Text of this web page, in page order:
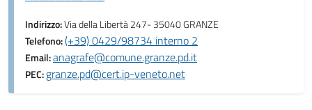
Indirizzo:Via della Libertà 247- 35040 GRANZE
Telefono:(+39) 0429/98734 interno 2
Email:anagrafe@comune.granze.pd.it
PEC:granze.pd@cert.ip-veneto.net